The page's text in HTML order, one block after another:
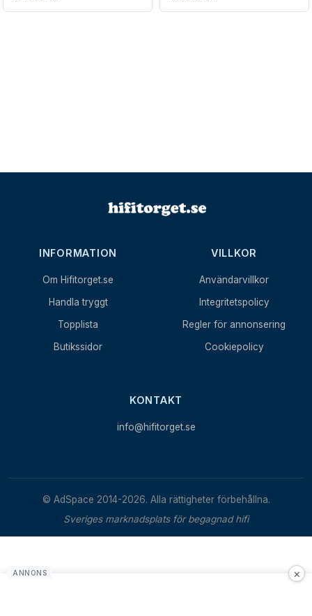
INFORMATION
Om Hifitorget.se
Handla tryggt
Topplista
Butikssidor
VILLKOR
Användarvillkor
Integritetspolicy
Regler för annonsering
Cookiepolicy
KONTAKT
info@hifitorget.se
© AdSpace 2014-2026. Alla rättigheter förbehållna.
Sveriges marknadsplats för begagnad hifi
×